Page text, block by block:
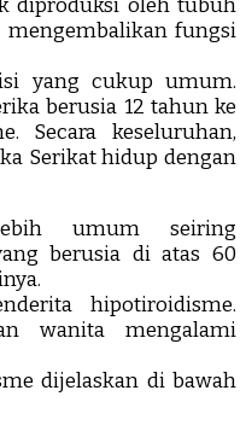
fungsi
yang cukup umum.
berusia 12 tahun ke
Secara keseluruhan,
Serikat hidup dengan
umum seiring
berusia di atas 60
hipotiroidisme.
wanita mengalami
dijelaskan di bawah